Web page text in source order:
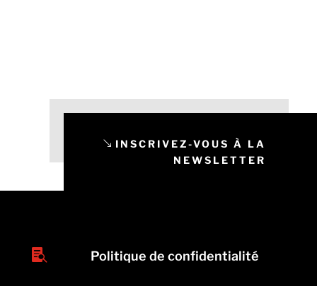
INSCRIVEZ-VOUS À LA
NEWSLETTER
 Politique de confidentialité